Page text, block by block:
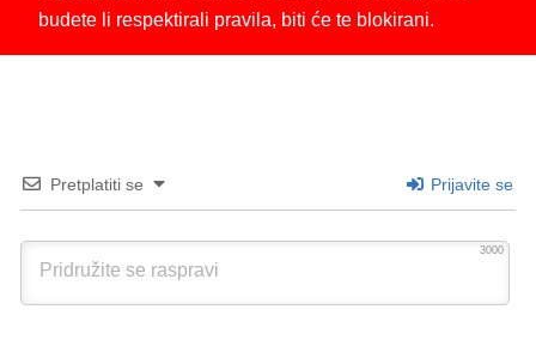
budete li respektirali pravila, biti će te blokirani.
Pretplatiti se Prijavite se
3000